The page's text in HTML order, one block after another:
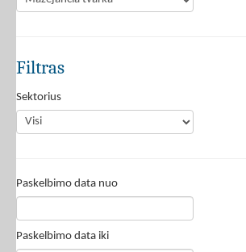
Filtras
Sektorius
Paskelbimo data nuo
Paskelbimo data iki